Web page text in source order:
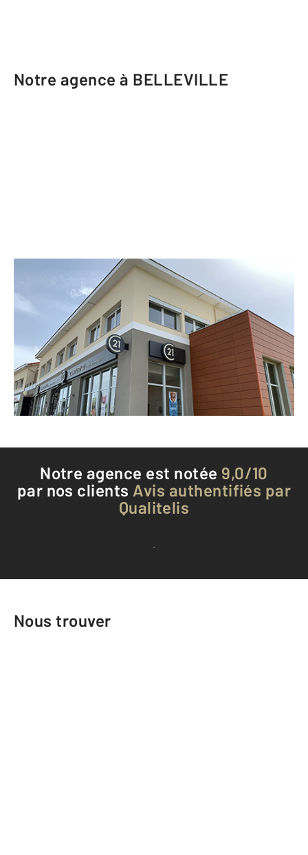
Notre agence à BELLEVILLE
CENTURY 21 Coquillat Immobilier
2 rue de la Blanchisserie
BELLEVILLE - 69220
Envoyer un message
Téléphoner à l'agence
Notre agence est notée 9,0/10
par nos clients Avis authentifiés par
Qualitelis
Voir tous les avis clients
Nous trouver